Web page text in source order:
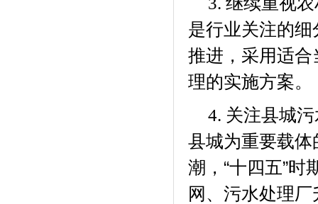
是行业关注的
推进，采用适
理的实施方案。
4. 关注县城
县城为重要载
潮，“十四五”
网、污水处理